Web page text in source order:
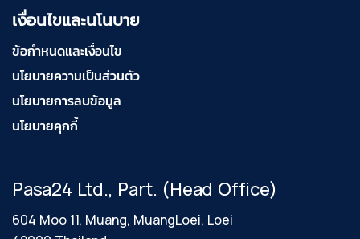
เงื่อนไขและนโนบาย
ข้อกำหนดและเงื่อนไข
นโยบายความเป็นส่วนตัว
นโยบายการลบข้อมูล
นโยบายคุกกี้
Pasa24 Ltd., Part. (Head Office)
604 Moo 11, Muang, MuangLoei, Loei